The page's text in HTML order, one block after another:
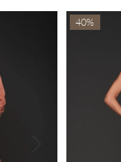
36
40%